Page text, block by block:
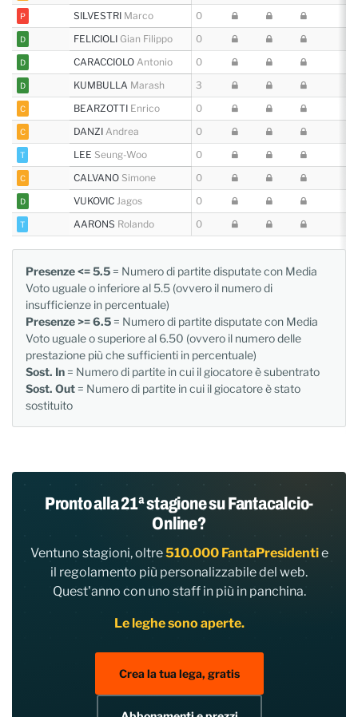
P SILVESTRI Marco 0
D FELICIOLI Gian Filippo 0
D CARACCIOLOAntonio 0
D KUMBULLA Marash 3
C BEARZOTTI Enrico 0
C DANZIAndrea 0
T LEE Seung-Woo 0
C CALVANO Simone 0
D VUKOVICJagos 0
T AARONS Rolando 0
Presenze <= 5.5 = Numero di partite disputate con Media
Voto uguale o inferiore al 5.5 (ovvero il numero di
insufficienze in percentuale)
Presenze >= 6.5 = Numero di partite disputate con Media
Voto uguale o superiore al 6.50 (ovvero il numero delle
prestazione più che sufficienti in percentuale)
Sost. In = Numero di partite in cui il giocatore è subentrato
Sost. Out = Numero di partite in cui il giocatore è stato
sostituito
Pronto alla 21ª stagione su Fantacalcio-
Online?
Ventuno stagioni, oltre510.000 FantaPresidentie
il regolamento più personalizzabile del web.
Quest'anno con uno staff in più in panchina.
Le leghe sono aperte.
Crea la tua lega, gratis